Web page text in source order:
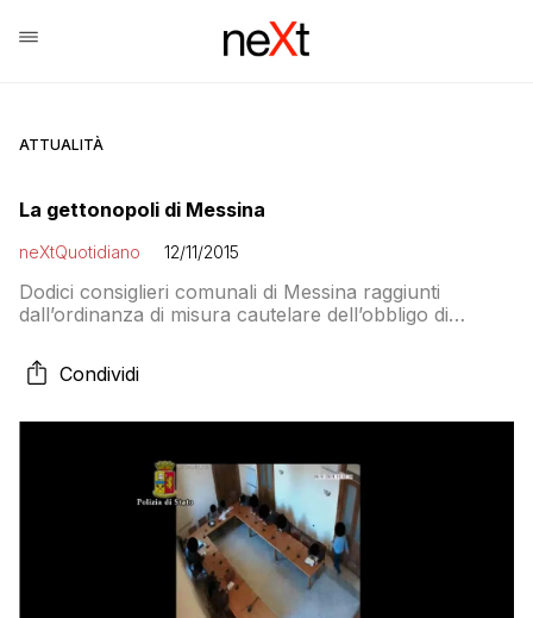
ATTUALITÀ
La gettonopoli di Messina
neXtQuotidiano 12/11/2015
Dodici consiglieri comunali di Messina raggiunti
dall’ordinanza di misura cautelare dell’obbligo di
falso ideologico e abuso d’ufficio i reati contestati. I
consiglieri intervenivano nel corso della seduta per il
ottenere il gettone di presenza
Condividi